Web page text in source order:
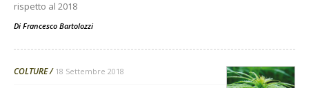
rispetto al 2018
Di Francesco Bartolozzi
COLTURE 18 Settembre 2018